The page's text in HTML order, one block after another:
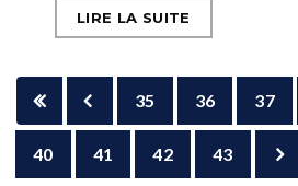
LIRE LA SUITE
35 36 37
40 41 42 43